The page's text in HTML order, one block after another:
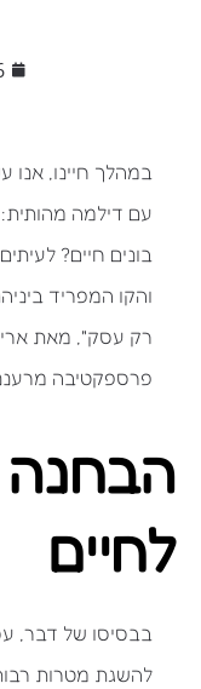
במהלך חיינו, אנו
עם דילמה
בונים חיים?
והקו המפריד
רק עסק", מאת
פרספקטיבה
הבחנה
לחיים
בבסיסו של דבר,
להשגת מטרות